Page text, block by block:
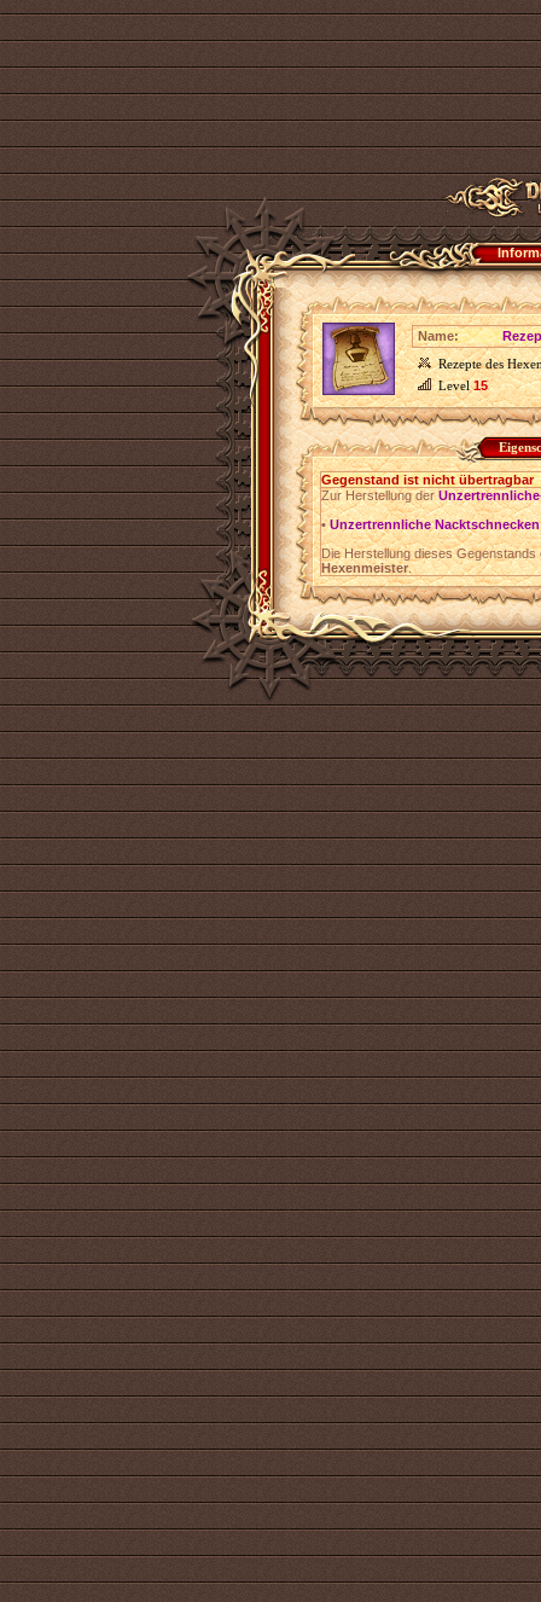
Name:
Rezepte des
Level15
Gegenstand ist nicht übertragbar
Zur Herstellung der
• Unzertrennliche Nacktschnecken
Die Herstellung dieses
Hexenmeister.